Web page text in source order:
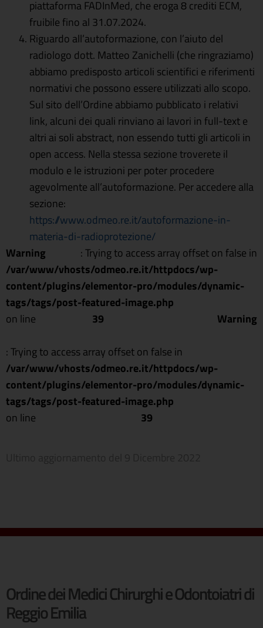
piattaforma FADInMed, che eroga 8 crediti ECM,
fruibile fino al 31.07.2024.
Riguardo all’autoformazione, con l’aiuto del
radiologo dott. Matteo Zanichelli (che ringraziamo)
abbiamo predisposto articoli scientifici e riferimenti
normativi che possono essere utilizzati allo scopo.
Sul sito dell’Ordine abbiamo pubblicato i relativi
link, alcuni dei quali rinviano ai lavori in full-text e
altri ai soli abstract, non essendo tutti gli articoli in
open access. Nella stessa sezione troverete il
modulo e le istruzioni per poter procedere
agevolmente all’autoformazione. Per accedere alla
sezione:
https://www.odmeo.re.it/autoformazione-in-
materia-di-radioprotezione/
Warning
: Trying to access array offset on false in
/var/www/vhosts/odmeo.re.it/httpdocs/wp-
content/plugins/elementor-pro/modules/dynamic-
tags/tags/post-featured-image.php
on line
39 Warning
: Trying to access array offset on false in
/var/www/vhosts/odmeo.re.it/httpdocs/wp-
content/plugins/elementor-pro/modules/dynamic-
tags/tags/post-featured-image.php
on line
39
Ordine dei Medici Chirurghi e Odontoiatri di
Reggio Emilia